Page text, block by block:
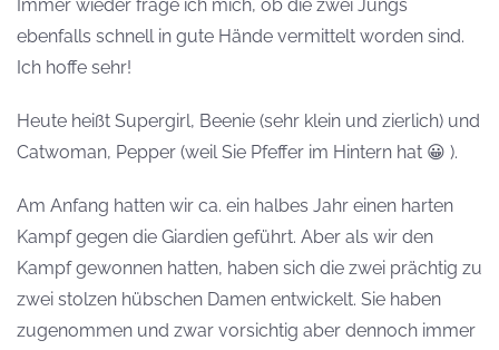
Immer wieder frage ich mich, ob die zwei Jungs
ebenfalls schnell in gute Hände vermittelt worden sind.
Ich hoffe sehr!
Heute heißt Supergirl, Beenie (sehr klein und zierlich) und
Catwoman, Pepper (weil Sie Pfeffer im Hintern hat 😀 ).
Am Anfang hatten wir ca. ein halbes Jahr einen harten
Kampf gegen die Giardien geführt. Aber als wir den
Kampf gewonnen hatten, haben sich die zwei prächtig zu
zwei stolzen hübschen Damen entwickelt. Sie haben
zugenommen und zwar vorsichtig aber dennoch immer